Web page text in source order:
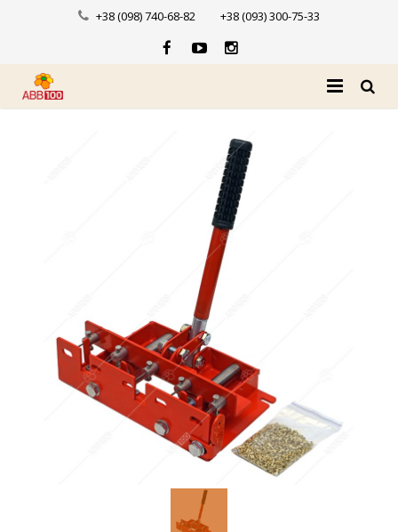
+38 (098) 740-68-82 +38 (093) 300-75-33
Контакти